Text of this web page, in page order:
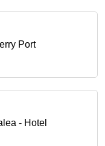
Port
- Hotel